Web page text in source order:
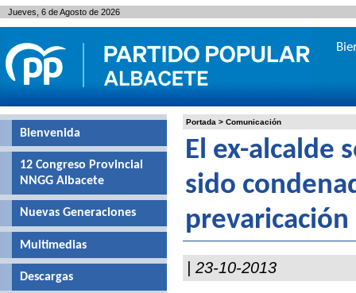
Portada > Comunicación
El ex-alcalde
sido
prevaricación
| 23-10-2013
Bienvenida
12 Congreso Provincial
NNGG Albacete
Nuevas Generaciones
Multimedias
Descargas
Jueves, 6 de Agosto de 2026